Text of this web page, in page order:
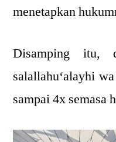
menetapkan
Disamping itu,
salallahu‘alayhi
sampai 4x semasa